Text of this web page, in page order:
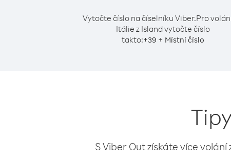
Vytočte číslo na číselníku Viber.Pro
Itálie z Island vytočte číslo
takto:+39 + Místní číslo
S Viber Out získáte více